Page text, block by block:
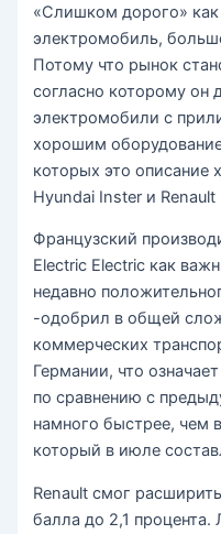
«Слишком дорого» как
электромобиль,
Потому что рынок
согласно которому он
электромобили с
хорошим
которых это
Hyundai Inster и Renault
Французский
Electric Electric как
недавно
-одобрил в общей
коммерческих
Германии, что
по сравнению с
намного быстрее, чем
который в июле
Renault смог
балла до 2,1 процента.